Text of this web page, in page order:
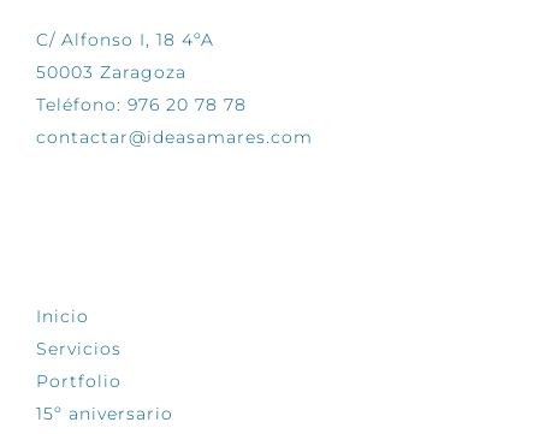
C/ Alfonso I, 18 4ºA
50003 Zaragoza
Teléfono: 976 20 78 78
contactar@ideasamares.com
Inicio
Servicios
Portfolio
15º aniversario